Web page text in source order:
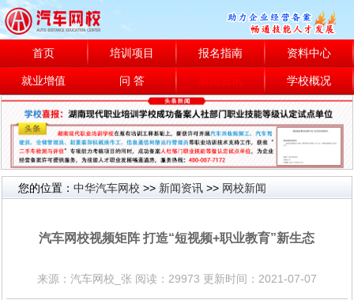
首页 培训项目 报名指南 资料中心
就业增值 问 答 新闻资讯 学校概况
您的位置：中华汽车网校 >> 新闻资讯 >> 网校新闻
汽车网校视频矩阵 打造“短视频+职业教育”新生态
来源：汽车网校_张 阅读：29973 更新时间：2021-07-07